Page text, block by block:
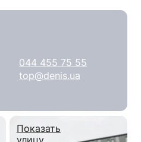
044 455 75 55
top@denis.ua
Показать
улицу